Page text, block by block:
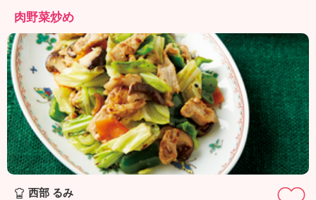
肉野菜炒め
西部 るみ